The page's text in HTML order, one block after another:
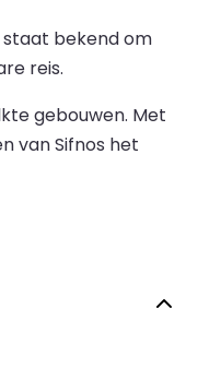
staat bekend om
reis.
gebouwen. Met
van Sifnos het